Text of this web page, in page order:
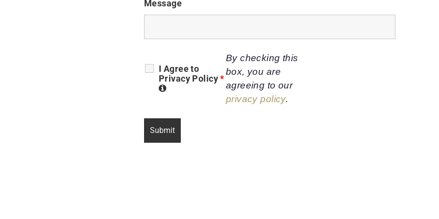
Message
I Agree to
Privacy Policy*
By checking this
box, you are
agreeing to our
privacy policy.